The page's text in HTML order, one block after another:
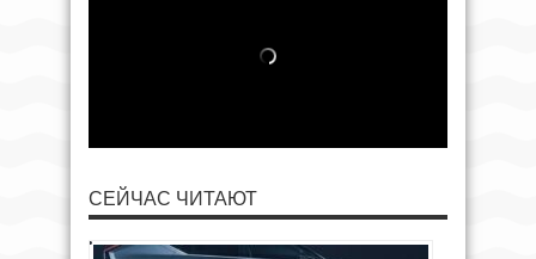
СЕЙЧАС ЧИТАЮТ